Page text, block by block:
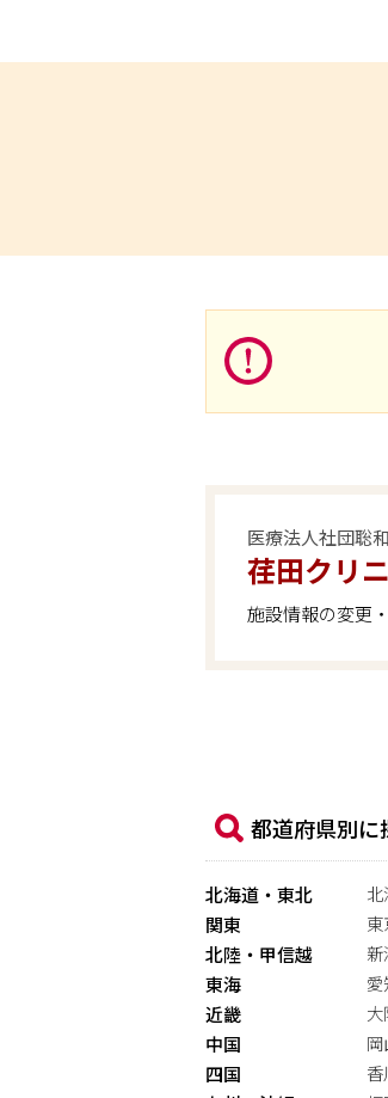
医療法人社団聡
荏田クリ
施設情報の変更
都道府県別に
北海道・東北
関東
北陸・甲信越
東海
近畿
中国
四国